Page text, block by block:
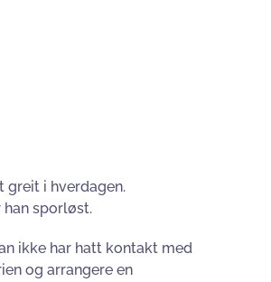
greit i hverdagen.
han sporløst.
ikke har hatt kontakt med
og arrangere en